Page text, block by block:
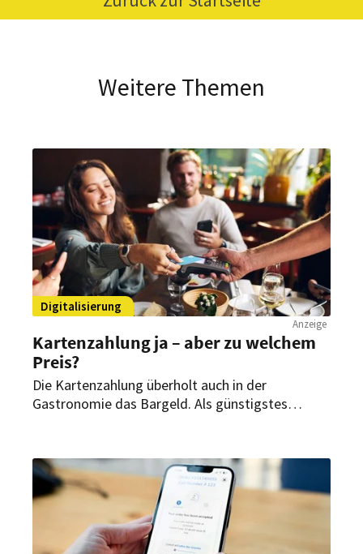
Weitere Themen
Digitalisierung
Anzeige
Kartenzahlung ja – aber zu welchem
Preis?
Die Kartenzahlung überholt auch in der
Gastronomie das Bargeld. Als günstigstes
Kostenvorteile.